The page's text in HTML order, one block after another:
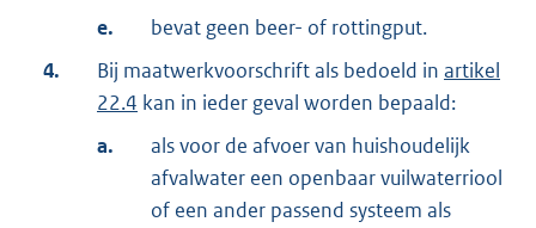
e.
bevat geen beer- of rottingput.
4.
Bij maatwerkvoorschrift als bedoeld in artikel
22.4 kan in ieder geval worden bepaald:
a.
als voor de afvoer van huishoudelijk
afvalwater een openbaar vuilwaterriool
of een ander passend systeem als